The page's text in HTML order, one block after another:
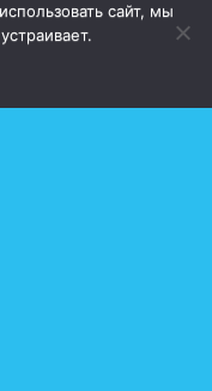
сайт, мы